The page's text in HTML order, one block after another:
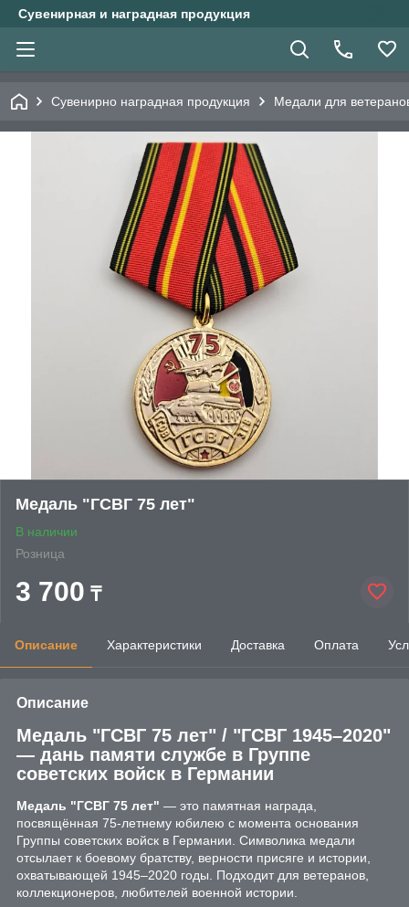
Сувенирная и наградная продукция
Сувенирно наградная продукция Медали для
Медаль "ГСВГ 75 лет"
В наличии
Розница
3 700 ₸
Описание Характеристики Доставка Оплата
Описание
Медаль "ГСВГ 75 лет" / "ГСВГ 1945–2020"
— дань памяти службе в Группе
советских войск в Германии
Медаль "ГСВГ 75 лет" — это памятная награда,
посвящённая 75-летнему юбилею с момента основания
Группы советских войск в Германии. Символика медали
отсылает к боевому братству, верности присяге и истории,
охватывающей 1945–2020 годы. Подходит для ветеранов,
коллекционеров, любителей военной истории.